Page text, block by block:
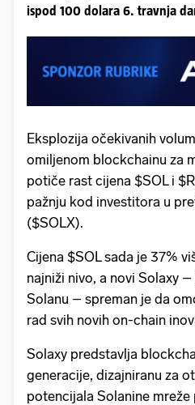
ispod 100 dolara 6. travnja
Eksplozija očekivanih
omiljenom blockchainu za
potiče rast cijena $SOL i
pažnju kod investitora u
($SOLX).
Cijena $SOL sada je 37%
najniži nivo, a novi Solaxy
Solanu – spreman je da
rad svih novih on-chain
Solaxy predstavlja
generacije, dizajniranu za
potencijala Solanine